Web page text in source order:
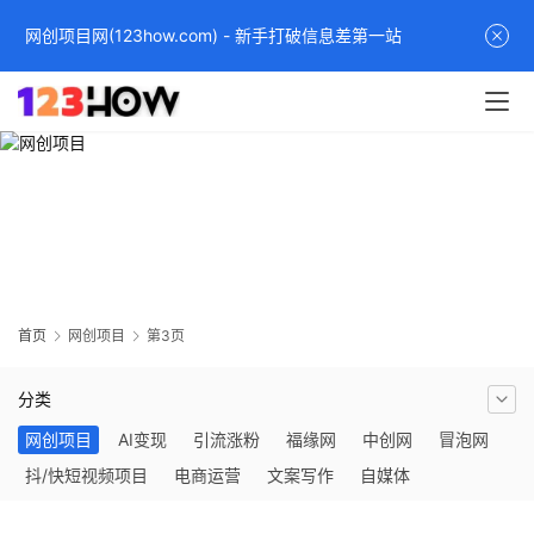
首页 网创项目 第3页
分类
网创项目
AI变现 引流涨粉 福缘网 中创网
冒泡网
抖/快短视频项目
电商运营 文案写作
自媒体
网创项目网(123how.com) - 新手打破信息差第一站